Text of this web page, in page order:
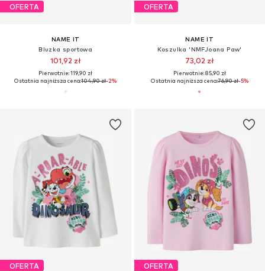
OFERTA
NAME IT
Bluzka sportowa
101,92 zł
Pierwotnie: 119,90 zł
Ostatnia najniższa cena:104,90 zł-2%
OFERTA
NAME IT
Koszulka 'NMFJoana Paw'
73,02 zł
Pierwotnie: 85,90 zł
Ostatnia najniższa cena:76,90 zł-5%
OFERTA OFERTA